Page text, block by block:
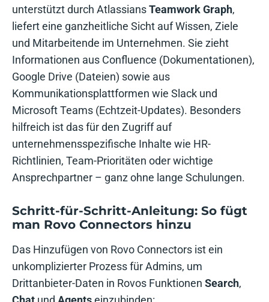
unterstützt durch AtlassiansTeamwork Graph,
liefert eine ganzheitliche Sicht auf Wissen, Ziele
und Mitarbeitende im Unternehmen. Sie zieht
Informationen aus Confluence (Dokumentationen),
Google Drive (Dateien) sowie aus
Kommunikationsplattformen wie Slack und
Microsoft Teams (Echtzeit-Updates). Besonders
hilfreich ist das für den Zugriff auf
unternehmensspezifische Inhalte wie HR-
Richtlinien, Team-Prioritäten oder wichtige
Ansprechpartner – ganz ohne lange Schulungen.
Schritt-für-Schritt-Anleitung: So fügt
man Rovo Connectors hinzu
Das Hinzufügen von Rovo Connectors ist ein
unkomplizierter Prozess für Admins, um
Drittanbieter-Daten in Rovos Funktionen Search,